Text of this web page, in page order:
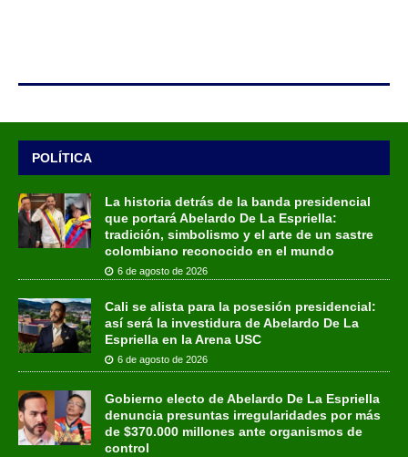
POLÍTICA
La historia detrás de la banda presidencial
que portará Abelardo De La Espriella:
tradición, simbolismo y el arte de un sastre
colombiano reconocido en el mundo
6 de agosto de 2026
Cali se alista para la posesión presidencial:
así será la investidura de Abelardo De La
Espriella en la Arena USC
6 de agosto de 2026
Gobierno electo de Abelardo De La Espriella
denuncia presuntas irregularidades por más
de $370.000 millones ante organismos de
control